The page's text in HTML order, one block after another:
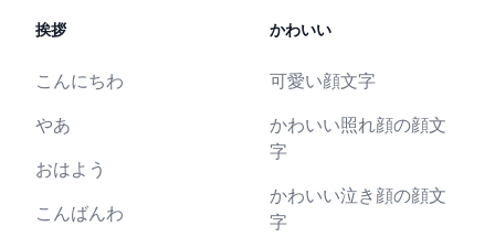
挨拶
こんにちわ
やあ
おはよう
こんばんわ
かわいい
可愛い顔文字
かわいい照れ顔の顔文
字
かわいい泣き顔の顔文
字